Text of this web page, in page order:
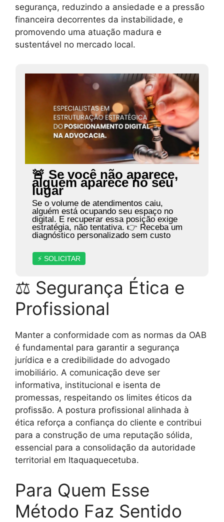
segurança, reduzindo a ansiedade e a pressão
financeira decorrentes da instabilidade, e
promovendo uma atuação madura e
sustentável no mercado local.
🚨 Se você não aparece,
alguém aparece no seu
lugar
Se o volume de atendimentos caiu,
alguém está ocupando seu espaço no
digital. E recuperar essa posição exige
estratégia, não tentativa. 👉 Receba um
diagnóstico personalizado sem custo
⚡ SOLICITAR
⚖ Segurança Ética e
Profissional
Manter a conformidade com as normas da OAB
é fundamental para garantir a segurança
jurídica e a credibilidade do advogado
imobiliário. A comunicação deve ser
informativa, institucional e isenta de
promessas, respeitando os limites éticos da
profissão. A postura profissional alinhada à
ética reforça a confiança do cliente e contribui
para a construção de uma reputação sólida,
essencial para a consolidação da autoridade
territorial em Itaquaquecetuba.
Para Quem Esse
Método Faz Sentido